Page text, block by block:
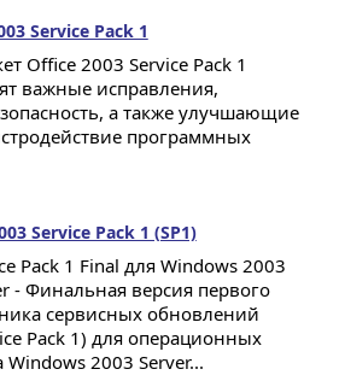
Service Pack 1
Office 2003 Service Pack 1
важные исправления,
а также улучшающие
программных
Service Pack 1 (SP1)
Pack 1 Final для Windows 2003
- Финальная версия первого
сервисных обновлений
Pack 1) для операционных
Windows 2003 Server...